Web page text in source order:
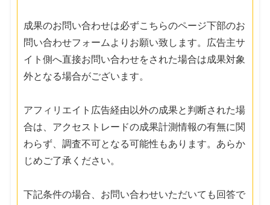
成果のお問い合わせは必ずこちらのページ下部のお
問い合わせフォームよりお願い致します。広告主サ
イト側へ直接お問い合わせをされた場合は成果対象
外となる場合がございます。
アフィリエイト広告経由以外の成果と判断された場
合は、アクセストレードの成果計測情報の有無に関
わらず、調査不可となる可能性もあります。あらか
じめご了承ください。
下記条件の場合、お問い合わせいただいても回答で